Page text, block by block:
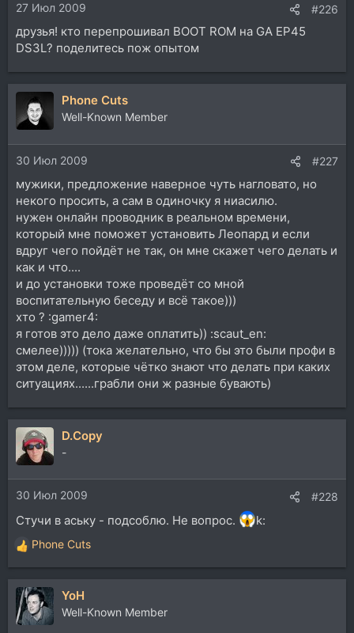
27 Июл 2009 #226
друзья! кто перепрошивал BOOT ROM на GA EP45
DS3L? поделитесь пож опытом
Phone Cuts
Well-Known Member
30 Июл 2009 #227
мужики, предложение наверное чуть нагловато, но
некого просить, а сам в одиночку я ниасилю.
нужен онлайн проводник в реальном времени,
который мне поможет установить Леопард и если
вдруг чего пойдёт не так, он мне скажет чего делать и
как и что....
и до установки тоже проведёт со мной
воспитательную беседу и всё такое)))
хто ? :gamer4:
я готов это дело даже оплатить)) :scaut_en:
смелее))))) (тока желательно, что бы это были профи в
этом деле, которые чётко знают что делать при каких
ситуациях......грабли они ж разные бувають)
D.Copy
-
30 Июл 2009 #228
Стучи в аську - подсоблю. Не вопрос. k:
Р
е
а
к
ц
и
Phone Cuts
YoH
Well-Known Member